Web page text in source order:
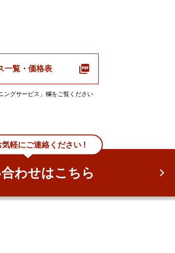
一覧・価格表
ングサービス」欄をご覧ください
気軽にご連絡ください !
わせはこちら